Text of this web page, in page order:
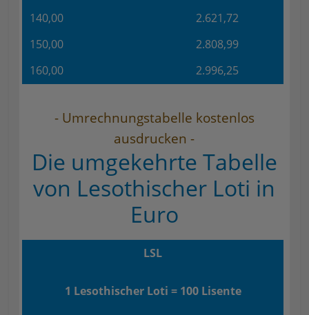
140,00
2.621,72
150,00
2.808,99
160,00
2.996,25
- Umrechnungstabelle kostenlos
ausdrucken -
Die umgekehrte Tabelle
von Lesothischer Loti in
Euro
LSL
1 Lesothischer Loti = 100 Lisente